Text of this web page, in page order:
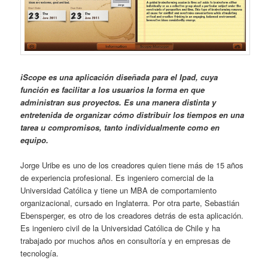
iScope es una aplicación diseñada para el Ipad, cuya
función es facilitar a los usuarios la forma en que
administran sus proyectos. Es una manera distinta y
entretenida de organizar cómo distribuir los tiempos en una
tarea u compromisos, tanto individualmente como en
equipo.
Jorge Uribe es uno de los creadores quien tiene más de 15 años
de experiencia profesional. Es ingeniero comercial de la
Universidad Católica y tiene un MBA de comportamiento
organizacional, cursado en Inglaterra. Por otra parte, Sebastián
Ebensperger, es otro de los creadores detrás de esta aplicación.
Es ingeniero civil de la Universidad Católica de Chile y ha
trabajado por muchos años en consultoría y en empresas de
tecnología.